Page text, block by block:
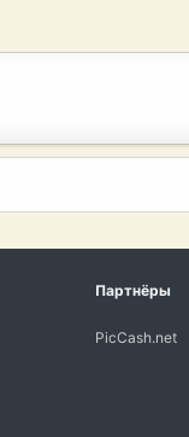
Партнёры
PicCash.net